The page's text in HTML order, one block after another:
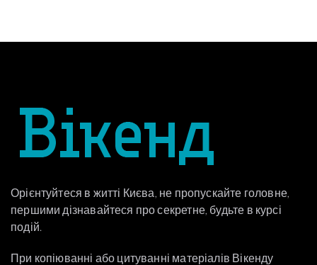
Орієнтуйтеся в житті Києва, не пропускайте головне,
першими дізнавайтеся про секретне, будьте в курсі
подій.
При копіюванні або цитуванні матеріалів Вікенду